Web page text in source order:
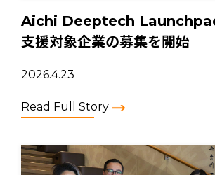
Aichi Deeptech
支援対象企業の募集を開始
2026.4.23
Read Full Story